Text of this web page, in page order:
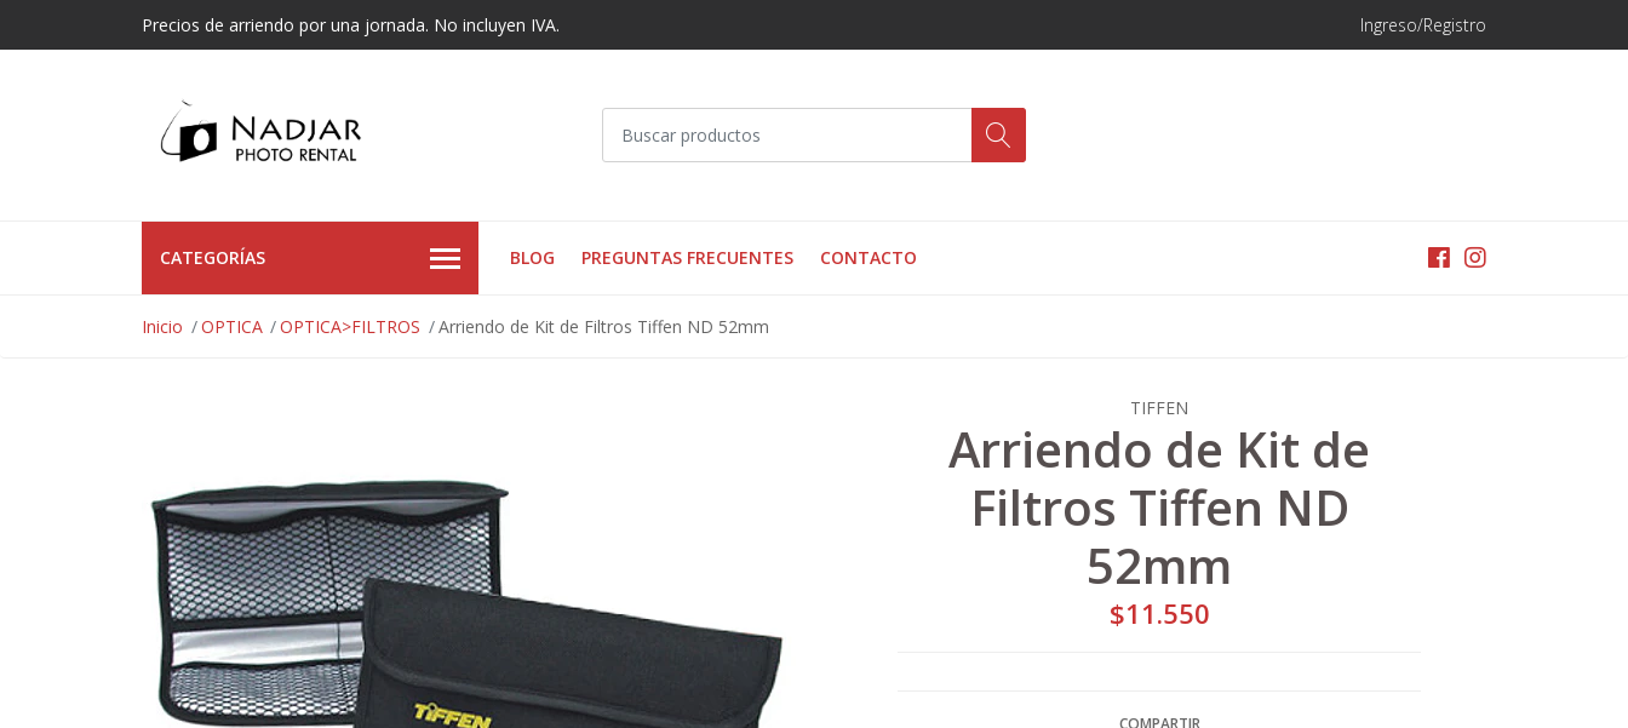
Precios de arriendo por una jornada. No incluyen IVA. Ingreso/Registro
CATEGORÍAS BLOG PREGUNTAS FRECUENTES CONTACTO
Inicio OPTICA OPTICA>FILTROS Arriendo de Kit de Filtros Tiffen ND 52mm
TIFFEN
Arriendo de Kit de
Filtros Tiffen ND
52mm
$11.550
COMPARTIR